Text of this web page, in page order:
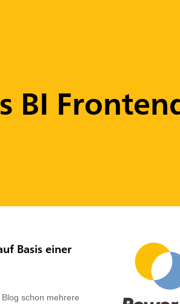
BI
Basis einer
schon mehrere